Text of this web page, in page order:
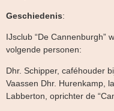
Geschiedenis:
IJsclub “De Cannenburgh”
volgende personen:
Dhr. Schipper, caféhouder
Vaassen Dhr. Hurenkamp,
Labberton, oprichter de